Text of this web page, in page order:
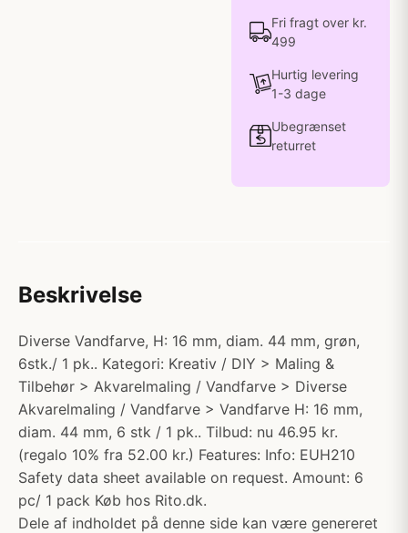
Fri fragt over kr.
499
Hurtig levering
1-3 dage
Ubegrænset
returret
Beskrivelse
Diverse Vandfarve, H: 16 mm, diam. 44 mm, grøn,
6stk./ 1 pk.. Kategori: Kreativ / DIY > Maling &
Tilbehør > Akvarelmaling / Vandfarve > Diverse
Akvarelmaling / Vandfarve > Vandfarve H: 16 mm,
diam. 44 mm, 6 stk / 1 pk.. Tilbud: nu 46.95 kr.
(regalo 10% fra 52.00 kr.) Features: Info: EUH210
Safety data sheet available on request. Amount: 6
pc/ 1 pack Køb hos Rito.dk.
Dele af indholdet på denne side kan være genereret